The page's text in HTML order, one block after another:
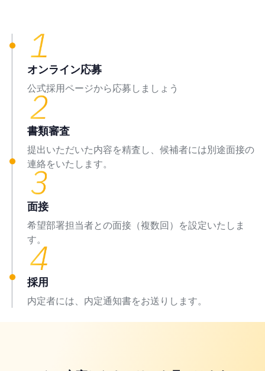
オンライン応募
公式採用ページから応募しましょう
書類審査
提出いただいた内容を精査し、候補者には別途面接の
連絡をいたします。
面接
希望部署担当者との面接（複数回）を設定いたしま
す。
採用
内定者には、内定通知書をお送りします。